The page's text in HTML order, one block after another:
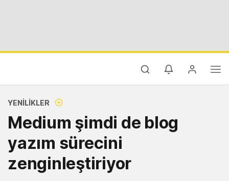
YENILIKLER
Medium şimdi de blog
yazım sürecini
zenginleştiriyor